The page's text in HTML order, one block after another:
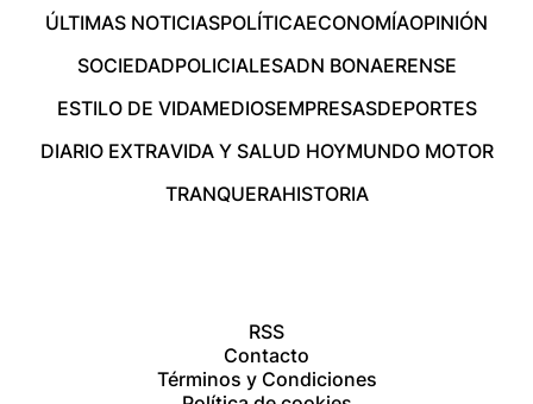
ÚLTIMAS NOTICIASPOLÍTICAECONOMÍAOPINIÓN
SOCIEDADPOLICIALESADN BONAERENSE
ESTILO DE VIDAMEDIOSEMPRESASDEPORTES
DIARIO EXTRAVIDA Y SALUD HOYMUNDO MOTOR
TRANQUERAHISTORIA
RSS
Contacto
Términos y Condiciones